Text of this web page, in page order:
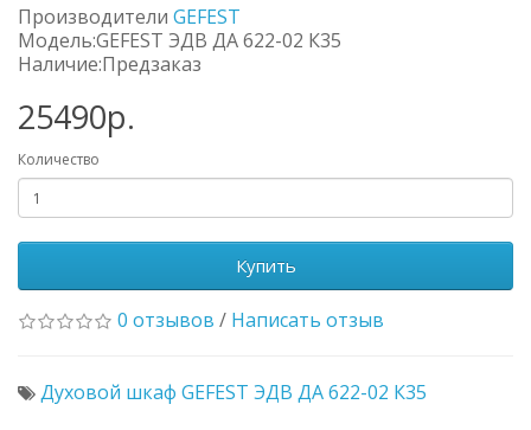
Производители GEFEST
Модель:GEFEST ЭДВ ДА 622-02 К35
Наличие:Предзаказ
25490р.
Количество
Купить
0 отзывов / Написать отзыв
Духовой шкаф GEFEST ЭДВ ДА 622-02 К35